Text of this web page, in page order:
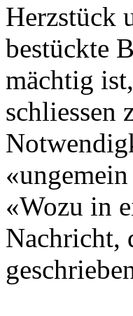
Herzstück
bestückte
mächtig
schliessen
«Wozu in
Nachricht,